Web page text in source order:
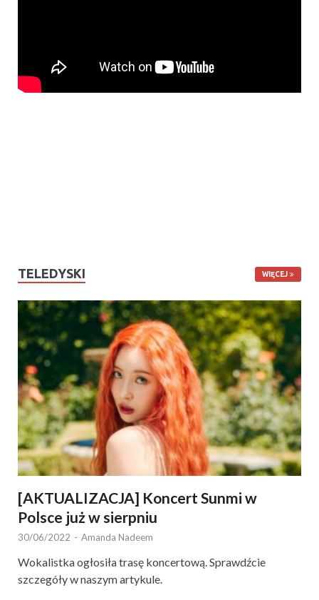
TELEDYSKI WIĘCEJ
[AKTUALIZACJA] Koncert Sunmi w
Polsce już w sierpniu
30/06/2022 - Amanda Nadeem
Wokalistka ogłosiła trasę koncertową. Sprawdźcie
szczegóły w naszym artykule.